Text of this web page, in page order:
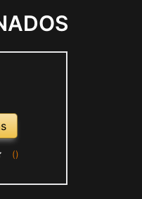
()